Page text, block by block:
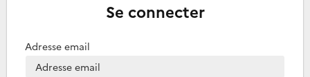
Se connecter
Adresse email